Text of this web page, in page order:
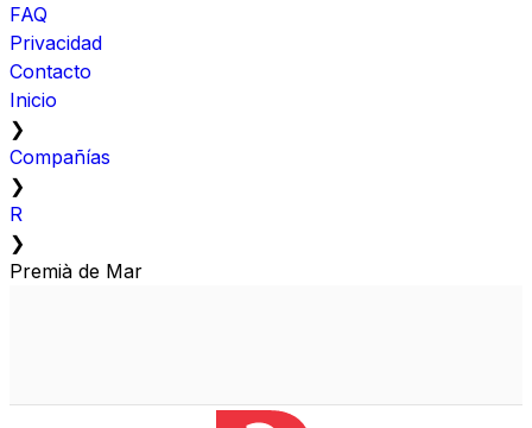
FAQ
Privacidad
Contacto
Inicio
❯
Compañías
❯
R
❯
Premià de Mar